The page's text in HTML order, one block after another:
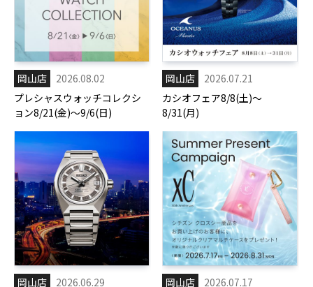
岡山店
2026.08.02
プレシャスウォッチコレクシ
ョン8/21(金)～9/6(日)
岡山店
2026.07.21
カシオフェア8/8(土)～
8/31(月)
岡山店
2026.06.29
岡山店
2026.07.17